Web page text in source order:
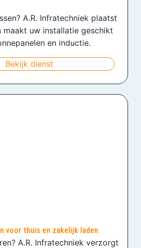
A.R. Infratechniek plaatst
maakt uw installatie geschikt
en inductie.
Bekijk dienst
voor thuis en zakelijk laden
A.R. Infratechniek verzorgt